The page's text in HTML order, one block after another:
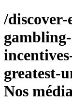
/discover-
greatest-
Nos